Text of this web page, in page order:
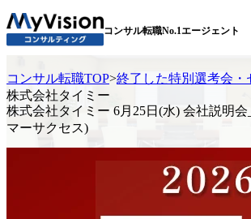
コンサル転職No.1エージェント
コンサル転職TOP>終了した特別選考会・
株式会社タイミー
株式会社タイミー 6月25日(水) 会社説明
マーサクセス)